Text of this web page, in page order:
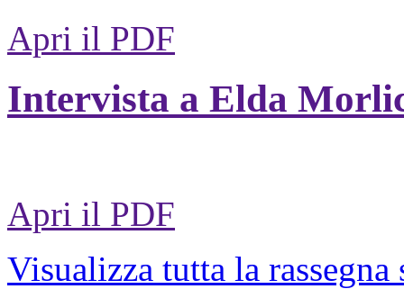
Apri il PDF
Intervista a Elda
Apri il PDF
Visualizza tutta la rassegna